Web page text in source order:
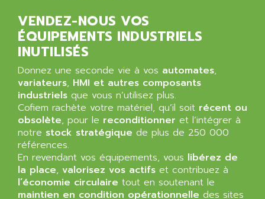
BKD
A16B
MIDIMASTER VECTOR
MIDIMASTER
SMC200
ADVANTYS TELEFAST
TELEFAST ABE7
750
AT
AB2
TC2000
AMBERSIL
AMBRESIL
AMC
AMD
AMDV
AMERICAN DYNAMICS
AMERICAN MEGATRENDS
AMERICAN MICROSEMICONDUCTOR
AMERICAN MICROSEMICONDUCTOR INC
AMERICAN SIGMA
VENDEZ-NOUS VOS
ÉQUIPEMENTS INDUSTRIELS
INUTILISÉS
Donnez une seconde vie à vos automates,
variateurs, HMI et autres composants
industriels que vous n’utilisez plus.
Cofiem rachète votre matériel, qu’il soit récent ou
obsolète, pour le reconditionner et l’intégrer à
notre stock stratégique de plus de 250 000
références.
En revendant vos équipements, vous libérez de
la place, valorisez vos actifs et contribuez à
l’économie circulaire tout en soutenant le
maintien en condition opérationnelle des sites